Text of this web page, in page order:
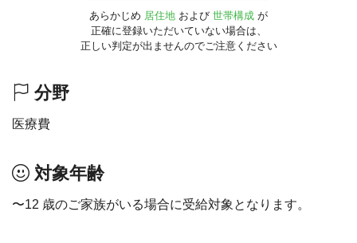
あらかじめ 居住地 および 世帯構成 が
正確に登録いただいていない場合は、
正しい判定が出ませんのでご注意ください
分野
医療費
対象年齢
〜12 歳のご家族がいる場合に受給対象となります。